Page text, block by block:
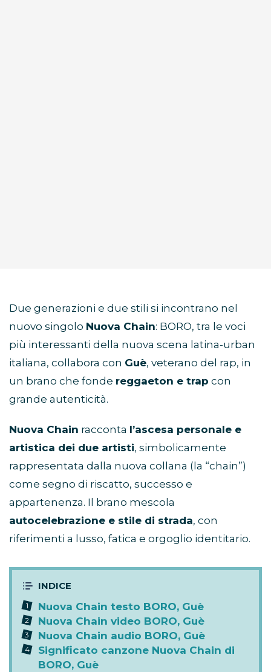
Due generazioni e due stili si incontrano nel
nuovo singolo Nuova Chain: BORO, tra le voci
più interessanti della nuova scena latina-urban
italiana, collabora con Guè, veterano del rap, in
un brano che fonde reggaeton e trap con
grande autenticità.
Nuova Chain racconta l’ascesa personale e
artistica dei due artisti, simbolicamente
rappresentata dalla nuova collana (la “chain”)
come segno di riscatto, successo e
appartenenza. Il brano mescola
autocelebrazione e stile di strada, con
riferimenti a lusso, fatica e orgoglio identitario.
Nuova Chain testo BORO, Guè
Nuova Chain video BORO, Guè
Nuova Chain audio BORO, Guè
Significato canzone Nuova Chain di
BORO, Guè